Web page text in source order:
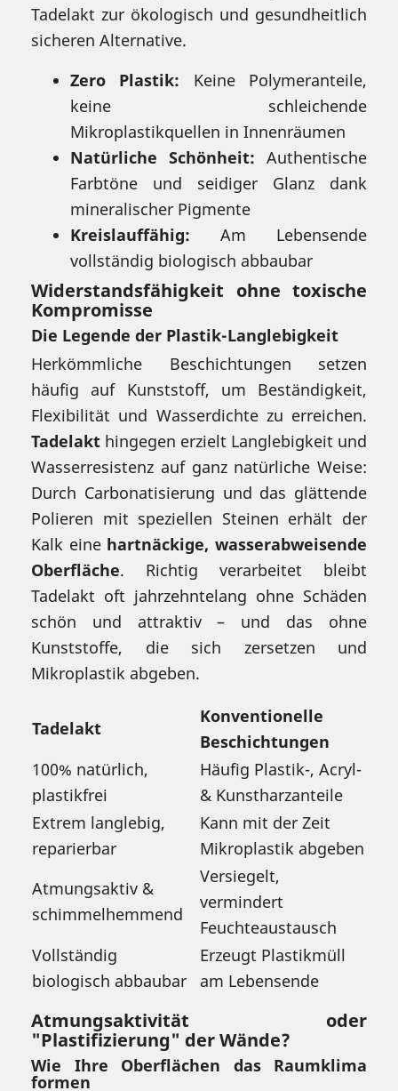
Tadelakt zur ökologisch und gesundheitlich
sicheren Alternative.
Zero Plastik: Keine Polymeranteile,
keine schleichende
Mikroplastikquellen in Innenräumen
Natürliche Schönheit: Authentische
Farbtöne und seidiger Glanz dank
mineralischer Pigmente
Kreislauffähig: Am Lebensende
vollständig biologisch abbaubar
Widerstandsfähigkeit ohne toxische
Kompromisse
Die Legende der Plastik-Langlebigkeit
Herkömmliche Beschichtungen setzen
häufig auf Kunststoff, um Beständigkeit,
Flexibilität und Wasserdichte zu erreichen.
Tadelakt hingegen erzielt Langlebigkeit und
Wasserresistenz auf ganz natürliche Weise:
Durch Carbonatisierung und das glättende
Polieren mit speziellen Steinen erhält der
Kalk eine hartnäckige, wasserabweisende
Oberfläche. Richtig verarbeitet bleibt
Tadelakt oft jahrzehntelang ohne Schäden
schön und attraktiv – und das ohne
Kunststoffe, die sich zersetzen und
Mikroplastik abgeben.
Tadelakt
Konventionelle
Beschichtungen
100% natürlich,
plastikfrei
Häufig Plastik-, Acryl-
& Kunstharzanteile
Extrem langlebig,
reparierbar
Kann mit der Zeit
Mikroplastik abgeben
Atmungsaktiv &
schimmelhemmend
Versiegelt,
vermindert
Feuchteaustausch
Vollständig
biologisch abbaubar
Erzeugt Plastikmüll
am Lebensende
Atmungsaktivität oder
"Plastifizierung" der Wände?
Wie Ihre Oberflächen das Raumklima
formen